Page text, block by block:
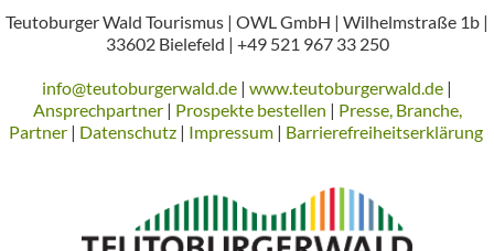
Teutoburger Wald Tourismus | OWL GmbH | Wilhelmstraße 1b |
33602 Bielefeld | +49 521 967 33 250
info@teutoburgerwald.de | www.teutoburgerwald.de |
Ansprechpartner| Prospekte bestellen | Presse, Branche,
Partner| Datenschutz| Impressum| Barrierefreiheitserklärung